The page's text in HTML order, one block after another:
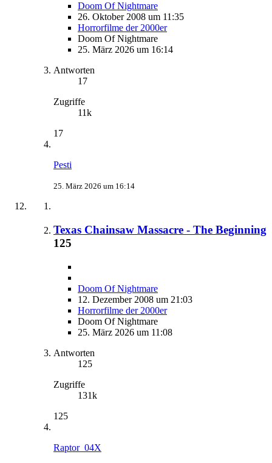
Doom Of Nightmare
26. Oktober 2008 um 11:35
Horrorfilme der 2000er
Doom Of Nightmare
25. März 2026 um 16:14
Antworten
17
Zugriffe
11k
17
Pesti
25. März 2026 um 16:14
Texas Chainsaw Massacre - The Beginning
125
Doom Of Nightmare
12. Dezember 2008 um 21:03
Horrorfilme der 2000er
Doom Of Nightmare
25. März 2026 um 11:08
Antworten
125
Zugriffe
131k
125
Raptor_04X